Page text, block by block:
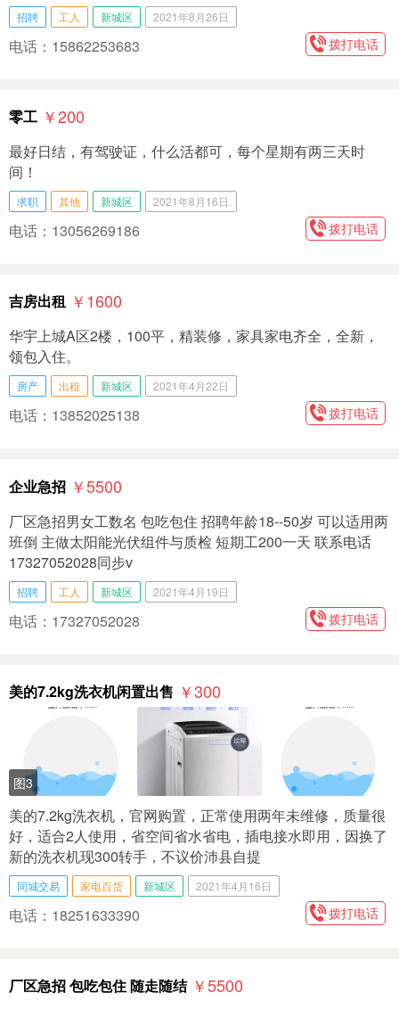
招聘 工人 新城区 2021年8月26日
电话：15862253683 拨打电话
零工 ￥200
最好日结，有驾驶证，什么活都可，每个星期有两三天时
间！
求职 其他 新城区 2021年8月16日
电话：13056269186 拨打电话
吉房出租 ￥1600
华宇上城A区2楼，100平，精装修，家具家电齐全，全新，
领包入住。
房产 出租 新城区 2021年4月22日
电话：13852025138 拨打电话
企业急招 ￥5500
厂区急招男女工数名 包吃包住 招聘年龄18--50岁 可以适用两
班倒 主做太阳能光伏组件与质检 短期工200一天 联系电话
17327052028同步v
招聘 工人 新城区 2021年4月19日
电话：17327052028 拨打电话
美的7.2kg洗衣机闲置出售 ￥300
图3
美的7.2kg洗衣机，官网购置，正常使用两年未维修，质量很
好，适合2人使用，省空间省水省电，插电接水即用，因换了
新的洗衣机现300转手，不议价沛县自提
同城交易 家电百货 新城区 2021年4月16日
电话：18251633390 拨打电话
厂区急招 包吃包住 随走随结 ￥5500